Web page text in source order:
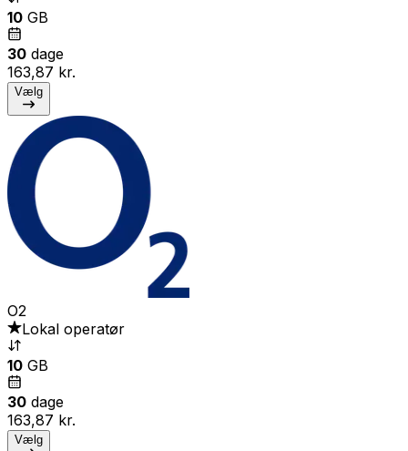
10 GB
30 dage
163,87 kr.
Vælg
O2
Lokal operatør
10 GB
30 dage
163,87 kr.
Vælg